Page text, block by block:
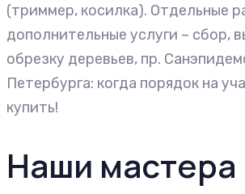
(триммер, косилка). Отдельные
дополнительные услуги – сбор,
обрезку деревьев, пр.
Петербурга: когда порядок на
купить!
Наши мастера